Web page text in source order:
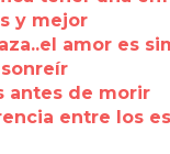
y mejor
amor es
antes de morir
entre los